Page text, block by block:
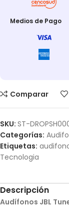
Medios de Pago
Comparar
SKU: ST-
Categorías:
Etiquetas:
Tecnologia
Descripción
Audífonos JBL